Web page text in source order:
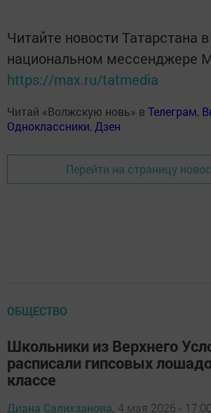
Читайте новости Татарстана в
национальном мессенджере
https://max.ru/tatmedia
Читай «Волжскую новь» в Телеграм,
Одноклассники, Дзен
Перейти на страницу
ОБЩЕСТВО
Школьники из Верхнего
расписали гипсовых
классе
Диана Салихзанова, 4 мая 2026 - 17:00